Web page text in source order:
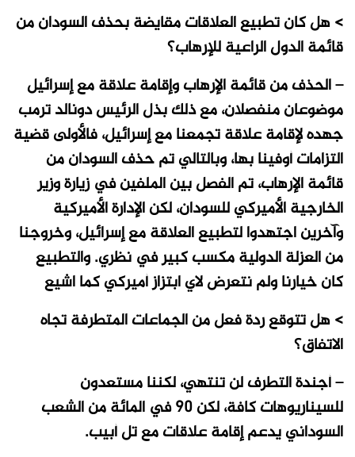
> هل كان تطبيع العلاقات مقايضة بحذف السودان من
قائمة الدول الراعية للإرهاب؟
– الحذف من قائمة الإرهاب وإقامة علاقة مع إسرائيل
موضوعان منفصلان، مع ذلك بذل الرئيس دونالد ترمب
جهده لإقامة علاقة تجمعنا مع إسرائيل، فالأولى قضية
التزامات أوفينا بها، وبالتالي تم حذف السودان من
قائمة الإرهاب، تم الفصل بين الملفين في زيارة وزير
الخارجية الأميركي للسودان، لكن الإدارة الأميركية
وآخرين اجتهدوا لتطبيع العلاقة مع إسرائيل، وخروجنا
من العزلة الدولية مكسب كبير في نظري. والتطبيع
كان خيارنا ولم نتعرض لاي ابتزاز أميركي كما اشيع
> هل تتوقع ردة فعل من الجماعات المتطرفة تجاه
الاتفاق؟
– أجندة التطرف لن تنتهي، لكننا مستعدون
للسيناريوهات كافة، لكن 90 في المائة من الشعب
السوداني يدعم إقامة علاقات مع تل أبيب.